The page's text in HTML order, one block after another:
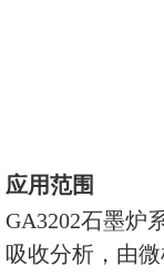
应用范围
GA3202石墨炉
吸收分析，由